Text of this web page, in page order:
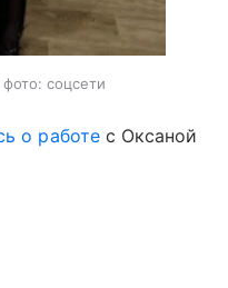
соцсети
о работес Оксаной